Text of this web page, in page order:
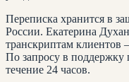
Переписка хранится в
России. Екатерина
транскриптам клиентов
По запросу в поддержку
течение 24 часов.